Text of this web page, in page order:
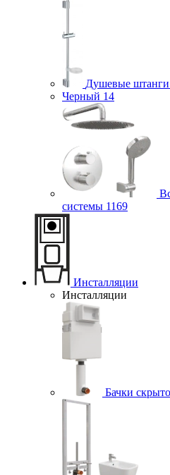
Душевые штанги
Черный 14
системы 1169
Инсталляции
Инсталляции
Бачки